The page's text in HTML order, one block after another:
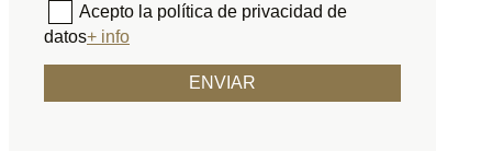
Acepto la política de privacidad de
datos+ info